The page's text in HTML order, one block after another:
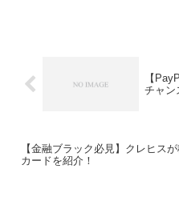
【
チャン
【金融ブラック必見】クレヒス
カードを紹介！